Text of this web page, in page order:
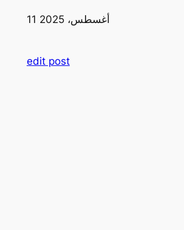
11 أغسطس، 2025
edit post